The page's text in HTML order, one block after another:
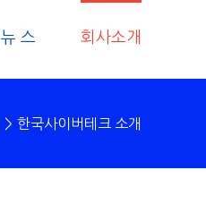
뉴 스 회사소개
> 한국사이버테크 소개